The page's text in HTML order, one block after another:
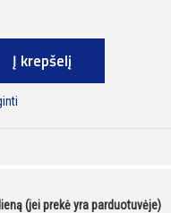
Į krepšelį
(jei prekė yra parduotuvėje)